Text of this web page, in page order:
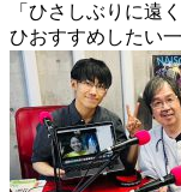
「ひさしぶりに遠
ひおすすめしたい一